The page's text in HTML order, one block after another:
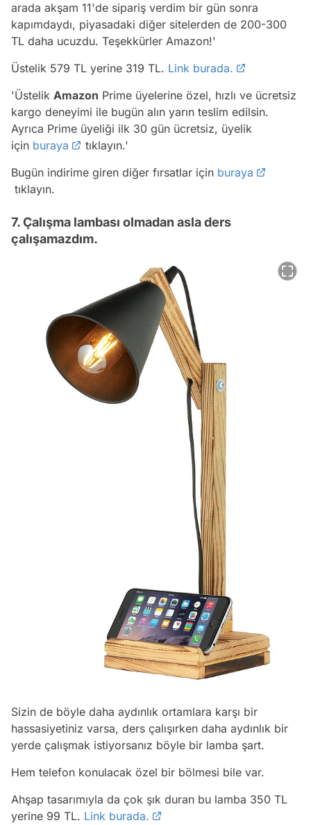
arada akşam 11'de sipariş verdim bir gün sonra
kapımdaydı, piyasadaki diğer sitelerden de 200-300
TL daha ucuzdu. Teşekkürler Amazon!'
Üstelik 579 TL yerine 319 TL. Link burada.
'Üstelik Amazon Prime üyelerine özel, hızlı ve ücretsiz
kargo deneyimi ile bugün alın yarın teslim edilsin.
Ayrıca Prime üyeliği ilk 30 gün ücretsiz, üyelik
için buraya
tıklayın.'
Bugün indirime giren diğer fırsatlar için buraya
tıklayın.
7. Çalışma lambası olmadan asla ders
çalışamazdım.
Sizin de böyle daha aydınlık ortamlara karşı bir
hassasiyetiniz varsa, ders çalışırken daha aydınlık bir
yerde çalışmak istiyorsanız böyle bir lamba şart.
Hem telefon konulacak özel bir bölmesi bile var.
Ahşap tasarımıyla da çok şık duran bu lamba 350 TL
yerine 99 TL. Link burada.